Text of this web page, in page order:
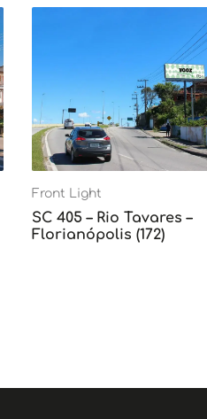
Front Light
SC 405 – Rio Tavares –
Florianópolis (172)